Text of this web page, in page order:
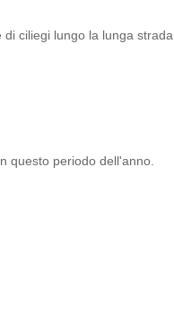
ciliegi lungo la lunga strada
questo periodo dell'anno.